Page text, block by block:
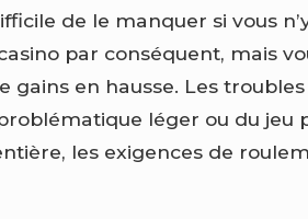
de le manquer si vous
par conséquent, mais
gains en hausse. Les
léger ou du jeu
les exigences de